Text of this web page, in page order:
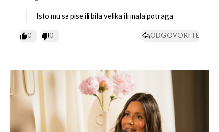
Isto mu se pise ili bila velika ili mala potraga
0 0 ODGOVORITE